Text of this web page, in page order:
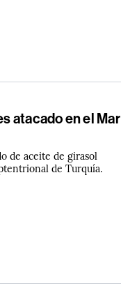
atacado en el Mar
de aceite de girasol
de Turquía.